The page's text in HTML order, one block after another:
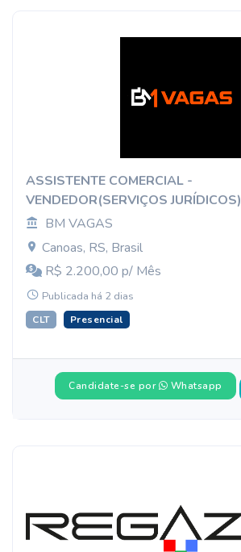
ASSISTENTE COMERCIAL -
VENDEDOR(SERVIÇOS JURÍDICOS)
BM VAGAS
Canoas, RS, Brasil
R$ 2.200,00 p/ Mês
Publicada há 2 dias
CLT Presencial
Candidate-se por Whatsapp